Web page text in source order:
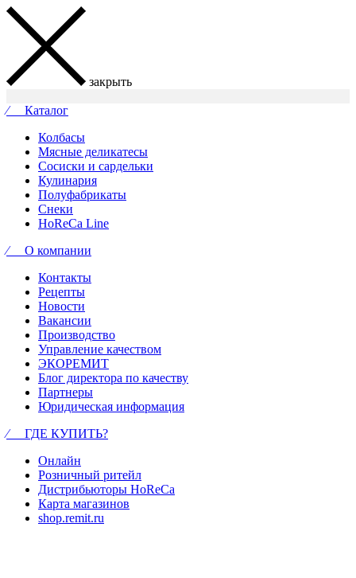
закрыть
⁄ Каталог
Колбасы
Мясные деликатесы
Сосиски и сардельки
Кулинария
Полуфабрикаты
Снеки
HoReCa Line
⁄ О компании
Контакты
Рецепты
Новости
Вакансии
Производство
Управление качеством
ЭКОРЕМИТ
Блог директора по качеству
Партнеры
Юридическая информация
⁄ ГДЕ КУПИТЬ?
Онлайн
Розничный ритейл
Дистрибьюторы HoReCa
Карта магазинов
shop.remit.ru